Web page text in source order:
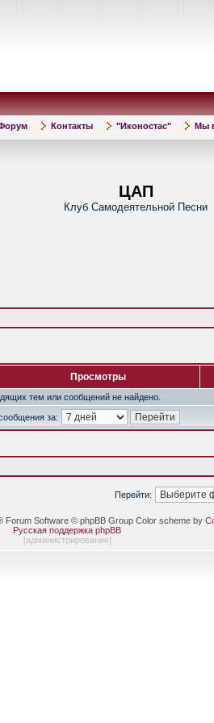
Контакты "Иконостас" Мы
ЦАП
Клуб Самодеятельной Песни
Просмотры
тем или сообщений не найдено.
за:
Перейти:
Forum Software © phpBB Group Color scheme by
Русская поддержка phpBB
[администрирование]